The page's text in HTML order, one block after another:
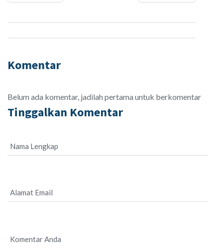
Komentar
Belum ada komentar, jadilah pertama untuk berkomentar
Tinggalkan Komentar